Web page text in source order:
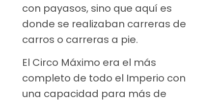
con payasos, sino que aquí es
donde se realizaban carreras de
carros o carreras a pie.
El Circo Máximo era el más
completo de todo el Imperio con
una capacidad para más de